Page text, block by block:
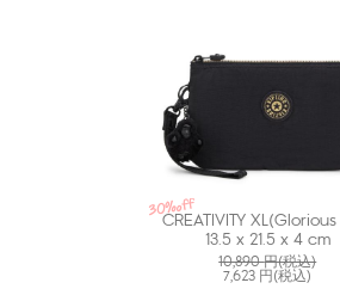
30%off
CREATIVITY
13.5 x 21.5 x 4 cm
10,890円(税込)
7,623 円(税込)